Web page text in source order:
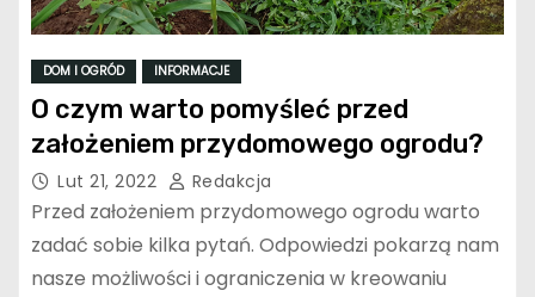
DOM I OGRÓD INFORMACJE
O czym warto pomyśleć przed
założeniem przydomowego ogrodu?
Lut 21, 2022 Redakcja
Przed założeniem przydomowego ogrodu warto
zadać sobie kilka pytań. Odpowiedzi pokarzą nam
nasze możliwości i ograniczenia w kreowaniu